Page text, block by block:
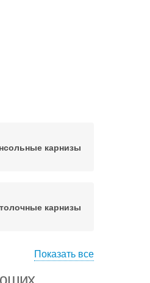
карнизы
карнизы
Показать все